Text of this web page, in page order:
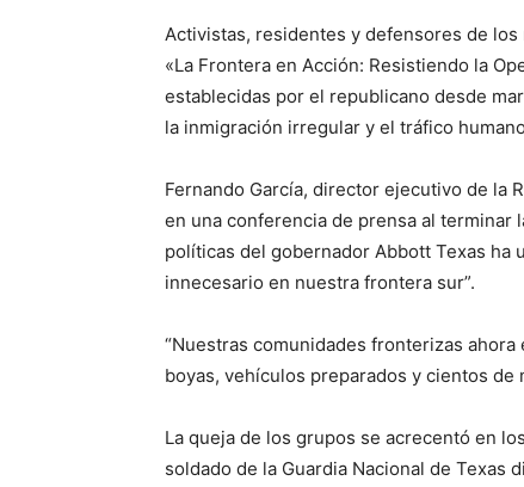
Activistas, residentes y defensores de
«La Frontera en Acción: Resistiendo la
establecidas por el republicano desde
la inmigración irregular y el tráfico
Fernando García, director ejecutivo de la
en una conferencia de prensa al terminar
políticas del gobernador Abbott Texas ha
innecesario en nuestra frontera sur”.
“Nuestras comunidades fronterizas
boyas, vehículos preparados y cientos de
La queja de los grupos se acrecentó en
soldado de la Guardia Nacional de Texas